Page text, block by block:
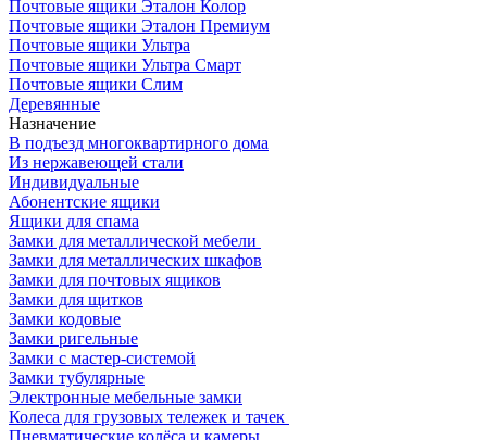
Почтовые ящики Эталон Колор
Почтовые ящики Эталон Премиум
Почтовые ящики Ультра
Почтовые ящики Ультра Смарт
Почтовые ящики Слим
Деревянные
Назначение
В подъезд многоквартирного дома
Из нержавеющей стали
Индивидуальные
Абонентские ящики
Ящики для спама
Замки для металлической мебели
Замки для металлических шкафов
Замки для почтовых ящиков
Замки для щитков
Замки кодовые
Замки ригельные
Замки с мастер-системой
Замки тубулярные
Электронные мебельные замки
Колеса для грузовых тележек и тачек
Пневматические колёса и камеры